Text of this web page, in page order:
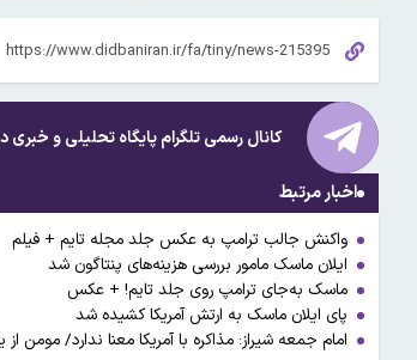
کانال رسمی تلگرام پایگاه تحلیلی و خبری
اخبار مرتبط
واکنش جالب ترامپ به عکس جلد مجله تایم + فیلم
ایلان ماسک مامور بررسی هزینه‌های پنتاگون شد
ماسک به‌جای ترامپ روی جلد تایم! + عکس
پای ایلان ماسک به ارتش آمریکا کشیده شد
امام جمعه شیراز: مذاکره با آمریکا معنا ندارد/ مومن